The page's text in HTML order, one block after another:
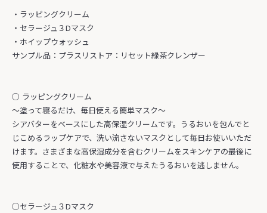
・ラッピングクリーム
・セラージュ３Dマスク
・ホイップウォッシュ
サンプル品：プラスリストア：リセット緑茶クレンザー
○ ラッピングクリーム
～塗って寝るだけ、毎日使える簡単マスク～
シアバターをベースにした高保湿クリームです。うるおいを包んでと
じこめるラップケアで、洗い流さないマスクとして毎日お使いいただ
けます。さまざまな高保湿成分を含むクリームをスキンケアの最後に
使用することで、化粧水や美容液で与えたうるおいを逃しません。
○セラージュ３Dマスク